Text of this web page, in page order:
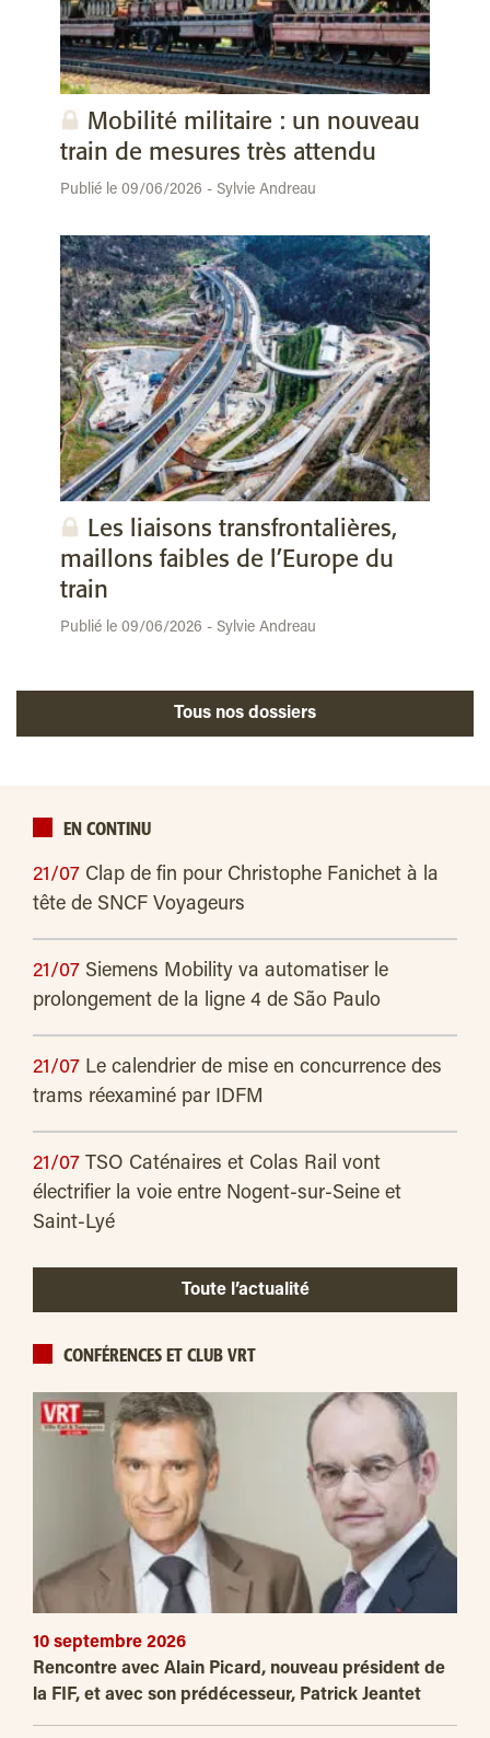
Mobilité militaire : un nouveau
train de mesures très attendu
Publié le 09/06/2026 - Sylvie Andreau
Les liaisons transfrontalières,
maillons faibles de l’Europe du
train
Publié le 09/06/2026 - Sylvie Andreau
Tous nos dossiers
EN CONTINU
21/07 Clap de fin pour Christophe Fanichet à la
tête de SNCF Voyageurs
21/07 Siemens Mobility va automatiser le
prolongement de la ligne 4 de São Paulo
21/07 Le calendrier de mise en concurrence des
trams réexaminé par IDFM
21/07 TSO Caténaires et Colas Rail vont
électrifier la voie entre Nogent-sur-Seine et
Saint-Lyé
Toute l’actualité
CONFÉRENCES ET CLUB VRT
10 septembre 2026
Rencontre avec Alain Picard, nouveau président de
la FIF, et avec son prédécesseur, Patrick Jeantet